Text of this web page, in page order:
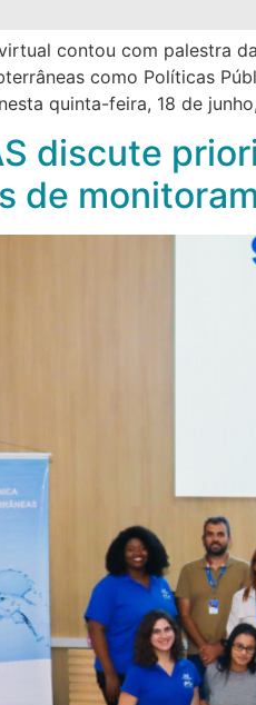
contou com palestra
como Políticas
quinta-feira, 18 de
discute
de